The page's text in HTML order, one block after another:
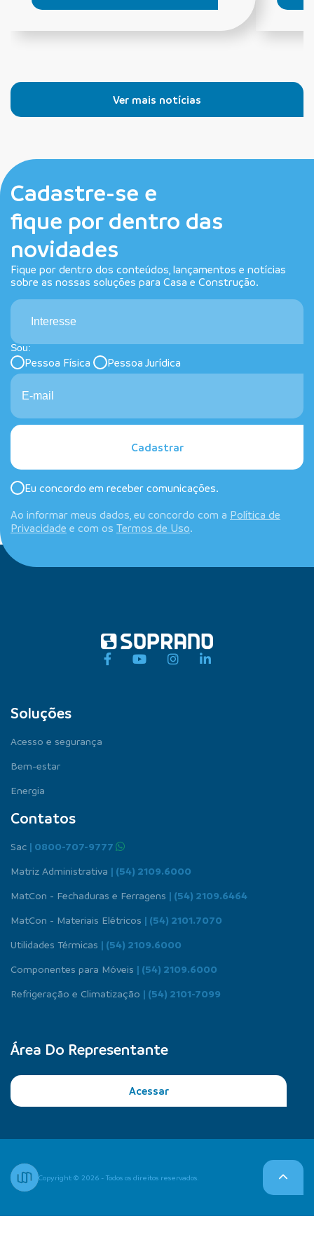
Ver mais notícias
Cadastre-se e
fique por dentro das
novidades
Fique por dentro dos conteúdos, lançamentos e notícias
sobre as nossas soluções para Casa e Construção.
Interesse
Sou:
Pessoa Física Pessoa Jurídica
Cadastrar
Eu concordo em receber comunicações.
Ao informar meus dados, eu concordo com a Política de
Privacidade e com os Termos de Uso.
Soluções
Acesso e segurança
Bem-estar
Energia
Contatos
Sac | 0800-707-9777
Matriz Administrativa | (54) 2109.6000
MatCon - Fechaduras e Ferragens | (54) 2109.6464
MatCon - Materiais Elétricos | (54) 2101.7070
Utilidades Térmicas | (54) 2109.6000
Componentes para Móveis | (54) 2109.6000
Refrigeração e Climatização | (54) 2101-7099
Área Do Representante
Acessar
Copyright © 2026 - Todos os direitos reservados.